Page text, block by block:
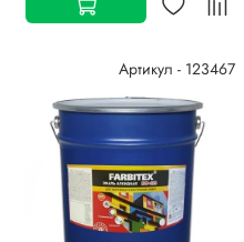
Артикул - 123467